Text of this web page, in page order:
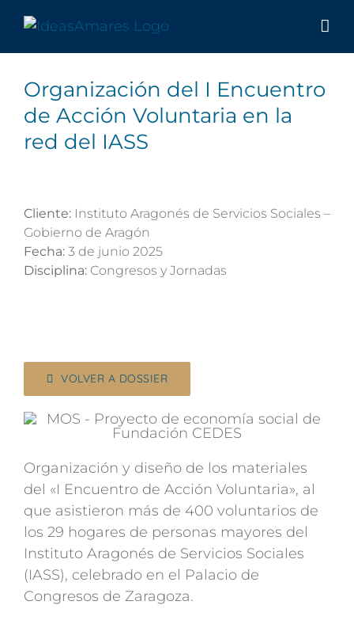
contenido
Organización del I Encuentro
de Acción Voluntaria en la
red del IASS
Cliente: Instituto Aragonés de Servicios Sociales –
Gobierno de Aragón
Fecha: 3 de junio 2025
Disciplina: Congresos y Jornadas
VOLVER A DOSSIER
Organización y diseño de los materiales
del «I Encuentro de Acción Voluntaria», al
que asistieron más de 400 voluntarios de
los 29 hogares de personas mayores del
Instituto Aragonés de Servicios Sociales
(IASS), celebrado en el Palacio de
Congresos de Zaragoza.